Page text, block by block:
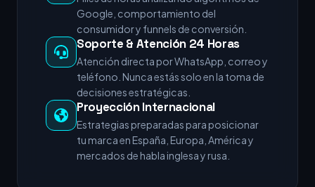
Google, comportamiento del
consumidor y funnels de conversión.
Soporte & Atención 24 Horas
Atención directa por WhatsApp, correo y
teléfono. Nunca estás solo en la toma de
decisiones estratégicas.
Proyección Internacional
Estrategias preparadas para posicionar
tu marca en España, Europa, América y
mercados de habla inglesa y rusa.